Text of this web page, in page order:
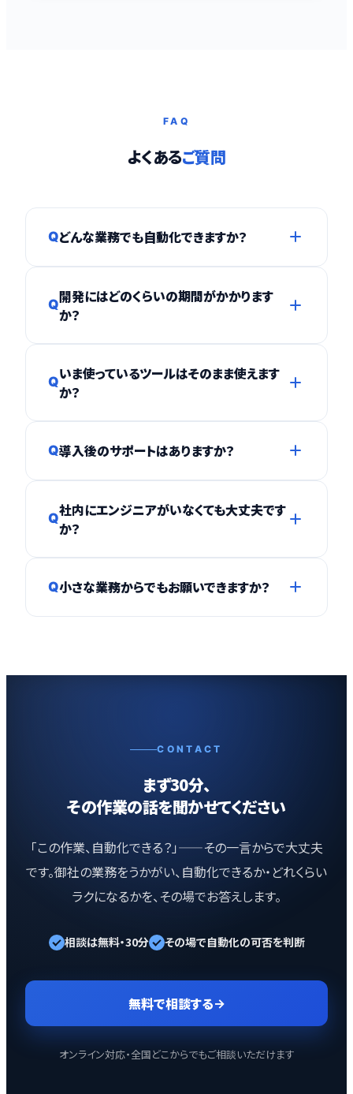
FAQ
よくあるご質問
Qどんな業務でも自動化できますか？
決まっている定型業務は幅広く自動化できま
す。「できるか分からない」業務も、まずは無料
相談でお聞かせください。判断からお手伝いし
Q開発にはどのくらいの期間がかかります
か？
週間で導入できるケースもあります。ヒアリン
グ後、具体的なスケジュールをお見積もりとあ
わせてご提示します。
Qいま使っているツールはそのまま使えます
か？
ど、既存のツールを活かして設計します。新し
Q導入後のサポートはありますか？
善・追加開発に対応します。「作って終わり」で
はなく、長く使える仕組みに育てていくのが
BoostXの特徴です。
Q社内にエンジニアがいなくても大丈夫です
か？
るよう、操作マニュアル付きで納品します。分か
Q小さな業務からでもお願いできますか？
CONTACT
まず30分、
その作業の話を聞かせてください
「この作業、自動化できる？」——その一言からで大丈夫
です。御社の業務をうかがい、自動化できるか・どれくらい
ラクになるかを、その場でお答えします。
相談は無料・30分 その場で自動化の可否を判断
無料で相談する→
オンライン対応・全国どこからでもご相談いただけます